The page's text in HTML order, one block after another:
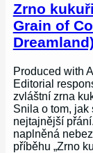
Zrno
Grain of
Dreamland)
Produced with
Editorial
zvláštní zrna
Snila o tom, jak
nejtajnější
naplněná
příběhu „Zrno